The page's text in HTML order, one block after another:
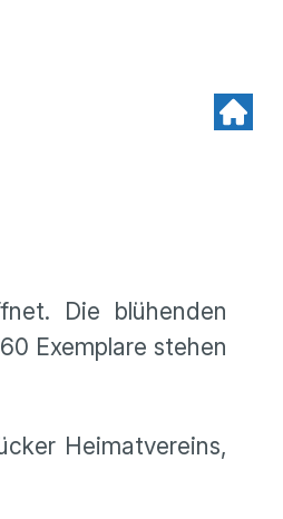
Die blühenden
Exemplare stehen
Heimatvereins,